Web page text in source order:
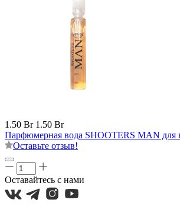
1.50 Br 1.50 Br
Парфюмерная вода SHOOTERS MAN для
Оставьте отзыв!
Оставайтесь с нами